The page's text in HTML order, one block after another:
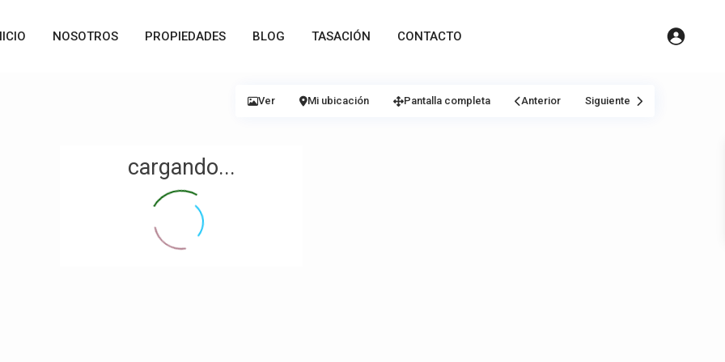
NOSOTROS PROPIEDADES BLOG TASACIÓN CONTACTO
cargando...
Ver Mi ubicación Pantalla completa Anterior Siguiente